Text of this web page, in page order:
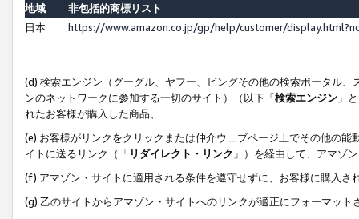
地域
非包括的商標リスト
日本
https://www.amazon.co.jp/gp/help/customer/
(d) 検索エンジン（グーグル、ヤフー、ビングその他の検索ポータル
ンのネットワークに参加する一切のサイト）（以下「検索エンジン 」
れたお客様が購入した商品、
(e) お客様がリンクをクリックまたは仲介ウェブページ上でその他の
イトに送るリンク（「 リダイレクト・リンク 」）を経由して、アマゾ
(f) アマゾン・サイトに適用される条件を遵守せずに、お客様に購入さ
(g) 乙のサイトからアマゾン・サイトへのリンクが適正にフォーマッ